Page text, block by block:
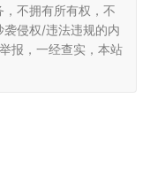
不拥有所有权，不
侵权/违法违规的内
报，一经查实，本站